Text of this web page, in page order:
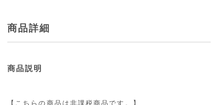
商品詳細
商品説明
【こちらの商品は非課税商品です。】